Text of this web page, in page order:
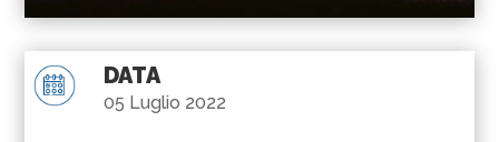
DATA
05 Luglio 2022